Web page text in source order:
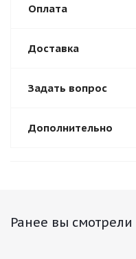
Оплата
Доставка
Задать вопрос
Дополнительно
Ранее вы смотрели